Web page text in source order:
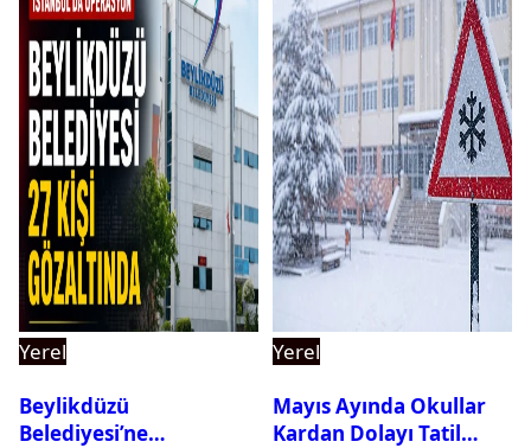
Yerel
Beylikdüzü
Belediyesi’ne
Yerel
Mayıs Ayında Okullar
Kardan Dolayı Tatil